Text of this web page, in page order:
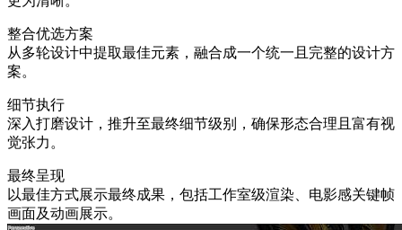
整合优选方案
从多轮设计中提取最佳元素，融合成一个统一且完整的设计方
案。
细节执行
深入打磨设计，推升至最终细节级别，确保形态合理且富有视
觉张力。
最终呈现
以最佳方式展示最终成果，包括工作室级渲染、电影感关键帧
画面及动画展示。